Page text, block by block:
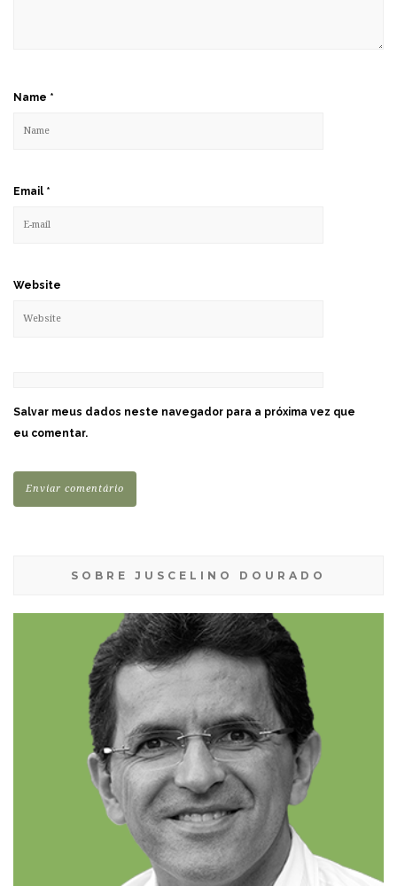
Name *
Email *
Website
Salvar meus dados neste navegador para a próxima vez que
eu comentar.
SOBRE JUSCELINO DOURADO